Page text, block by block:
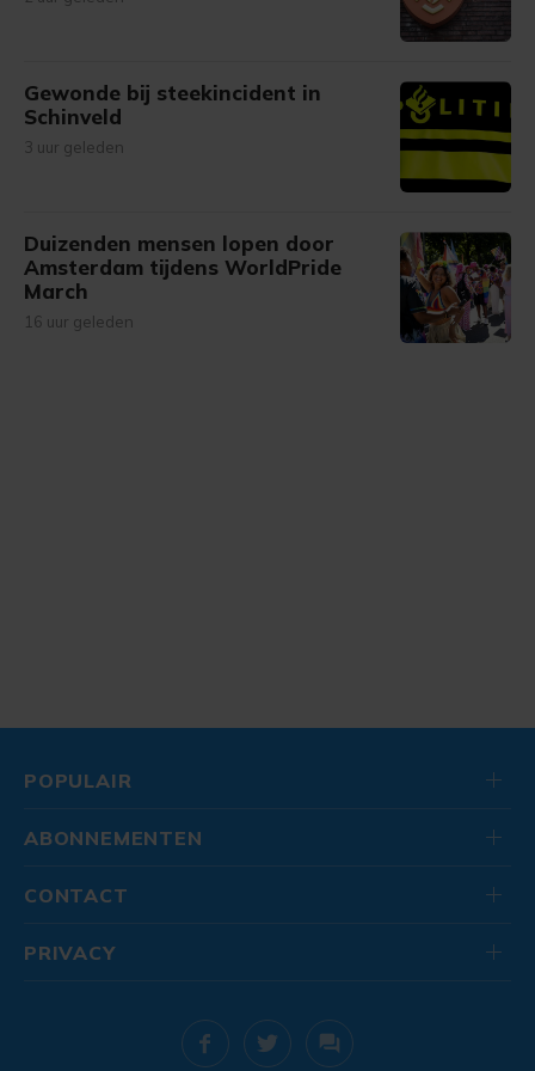
Gewonde bij steekincident in
Schinveld
3 uur geleden
Duizenden mensen lopen door
Amsterdam tijdens WorldPride
March
16 uur geleden
POPULAIR
ABONNEMENTEN
CONTACT
PRIVACY